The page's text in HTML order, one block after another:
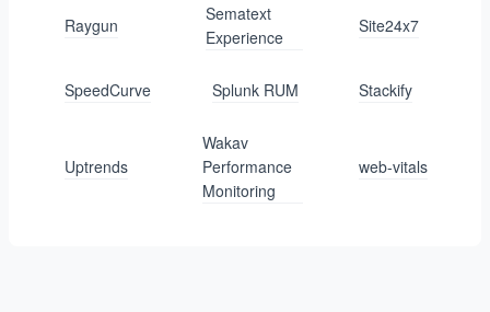
Raygun
Sematext
Experience
Site24x7
SpeedCurve Splunk RUM Stackify
Uptrends
Wakav
Performance
Monitoring
web-vitals